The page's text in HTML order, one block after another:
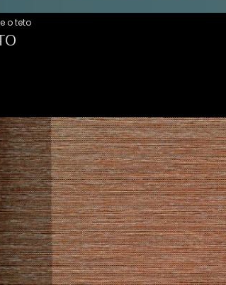
o teto